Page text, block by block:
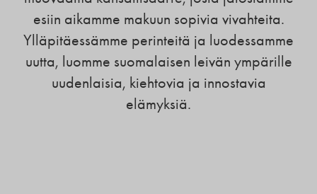
esiin aikamme makuun sopivia vivahteita.
Ylläpitäessämme perinteitä ja luodessamme
uutta, luomme suomalaisen leivän ympärille
uudenlaisia, kiehtovia ja innostavia
elämyksiä.